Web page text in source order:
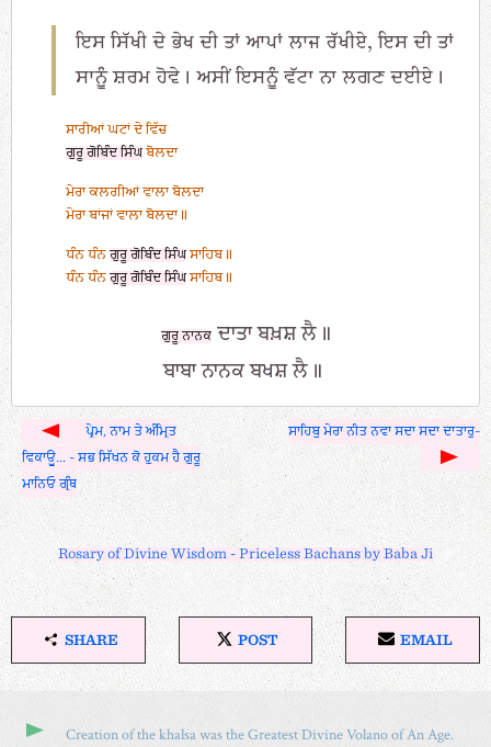
ਇਸ ਸਿੱਖੀ ਦੇ ਭੇਖ ਦੀ ਤਾਂ ਆਪਾਂ ਲਾਜ ਰੱਖੀਏ, ਇਸ ਦੀ ਤਾਂ
ਸਾਨੂੰ ਸ਼ਰਮ ਹੋਵੇ। ਅਸੀਂ ਇਸਨੂੰ ਵੱਟਾ ਨਾ ਲਗਣ ਦਈਏ।
ਸਾਰੀਆਂ ਘਟਾਂ ਦੇ ਵਿੱਚ
ਗੁਰੂ ਗੋਬਿੰਦ ਸਿੰਘ ਬੋਲਦਾ
ਮੇਰਾ ਕਲਗੀਆਂ ਵਾਲਾ ਬੋਲਦਾ
ਮੇਰਾ ਬਾਂਜਾਂ ਵਾਲਾ ਬੋਲਦਾ॥
ਧੰਨ ਧੰਨਗੁਰੂ ਗੋਬਿੰਦ ਸਿੰਘਸਾਹਿਬ॥
ਧੰਨ ਧੰਨਗੁਰੂ ਗੋਬਿੰਦ ਸਿੰਘਸਾਹਿਬ॥
ਗੁਰੂ ਨਾਨਕਦਾਤਾ ਬਖ਼ਸ਼ ਲੈ॥
ਬਾਬਾ ਨਾਨਕ ਬਖਸ਼ ਲੈ॥
ਪ੍ਰੇਮ, ਨਾਮ ਤੇ ਅੰਮ੍ਰਿਤ
ਵਿਕਾਊ... - ਸਭ ਸਿੱਖਨ ਕੋ ਹੁਕਮ ਹੈ ਗੁਰੂ
ਮਾਨਿਓ ਗ੍ਰੰਥ
ਸਾਹਿਬੁ ਮੇਰਾ ਨੀਤ ਨਵਾ ਸਦਾ ਸਦਾ ਦਾਤਾਰੁ-
Rosary of Divine Wisdom - Priceless Bachans by Baba Ji
H
E
SHARE
O
POST
M
L
EMAIL
Creation of the khalsa was the Greatest Divine Volano of An Age.